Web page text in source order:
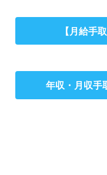
【月給手
年収・月収手